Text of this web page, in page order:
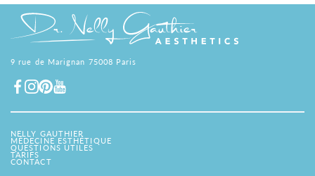
immédiatement après l’intervention. Alors
j’aurai aimé avoir des conseils sur les activités
à éviter ou à adapter pendant la récupération
après l’injection d’acide Hyaluronique dans le
nez ? Merci docteur
Les conseils post-acte dépendent de l’acte
9 rue de Marignan 75008 Paris
NELLY GAUTHIER
MÉDECINE ESTHÉTIQUE
QUESTIONS UTILES
TARIFS
CONTACT